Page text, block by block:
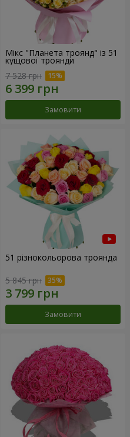
Мікс "Планета троянд" із 51
кущової троянди
7 528 грн
Замовити
51 різнокольорова троянда
5 845 грн
Замовити